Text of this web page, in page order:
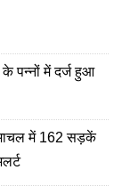
पन्नों में दर्ज हुआ
में 162 सड़कें